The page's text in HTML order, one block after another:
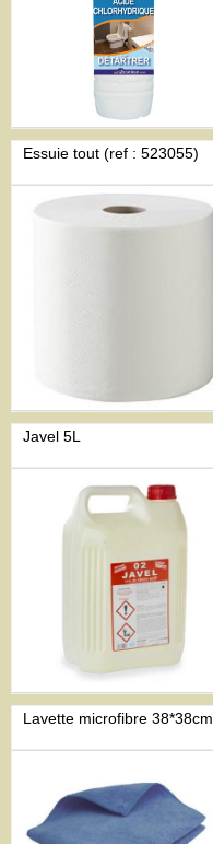
Essuie tout (ref : 523055)
Javel 5L
Lavette microfibre 38*38cm